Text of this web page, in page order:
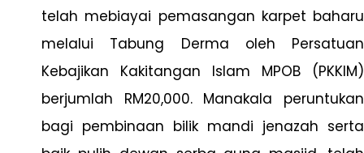
telah mebiayai pemasangan karpet baharu
melalui Tabung Derma oleh Persatuan
Kebajikan Kakitangan Islam MPOB (PKKIM)
berjumlah RM20,000. Manakala peruntukan
bagi pembinaan bilik mandi jenazah serta